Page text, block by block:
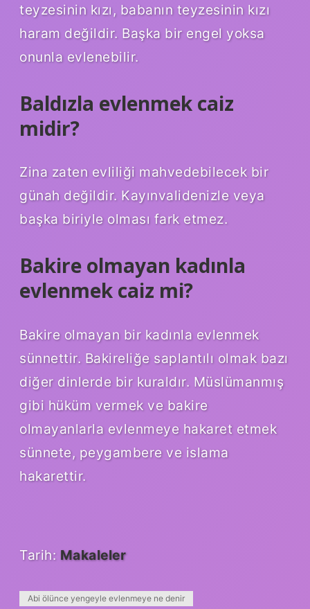
teyzesinin kızı, babanın teyzesinin kızı
haram değildir. Başka bir engel yoksa
onunla evlenebilir.
Baldızla evlenmek caiz
midir?
Zina zaten evliliği mahvedebilecek bir
günah değildir. Kayınvalidenizle veya
başka biriyle olması fark etmez.
Bakire olmayan kadınla
evlenmek caiz mi?
Bakire olmayan bir kadınla evlenmek
sünnettir. Bakireliğe saplantılı olmak bazı
diğer dinlerde bir kuraldır. Müslümanmış
gibi hüküm vermek ve bakire
olmayanlarla evlenmeye hakaret etmek
sünnete, peygambere ve islama
hakarettir.
Tarih: Makaleler
Abi ölünce yengeyle evlenmeye ne denir